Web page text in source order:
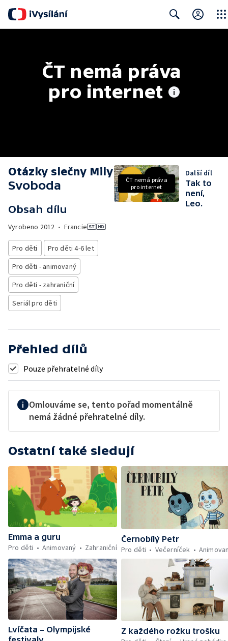
ČT nemá práva
pro internet
Otázky slečny Mily
Svoboda
Obsah dílu
Vyrobeno 2012 • Francie
Pro děti
Pro děti 4-6 let
Pro děti - animovaný
Pro děti - zahraniční
Seriál pro děti
ČT nemá práva
pro internet
Další díl
Tak to
není,
Leo.
Přehled dílů
Pouze přehratelné díly
Omlouváme se, tento pořad momentálně
nemá žádné přehratelné díly.
Ostatní také sledují
Emma a guru
Pro děti
Animovaný Zahraniční
Černobílý Petr
Pro děti
Večerníček
Lvíčata – Olympijské
Z každého rožku trošku